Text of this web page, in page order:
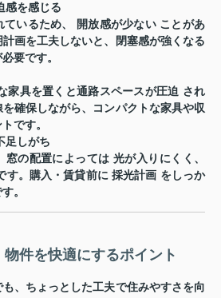
感を感じる
ているため、
開放感が少ないことがあ
画を工夫しないと、閉塞感が強くなる
要です。
家具を置くと通路スペースが圧迫 され
確保しながら、コンパクトな家具や収
です。
足しがち
窓の配置によっては 光が入りにくく、
す。購入・賃貸前に 採光計画 をしっか
。
物件を快適にするポイント
も、ちょっとした工夫で住みやすさを向